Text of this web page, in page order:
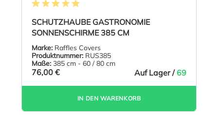
SCHUTZHAUBE GASTRONOMIE
SONNENSCHIRME 385 CM
Marke: Raffles Covers
Produktnummer: RUS385
Maße: 385 cm - 60 / 80 cm
76,00 € Auf Lager / 69
IN DEN WARENKORB